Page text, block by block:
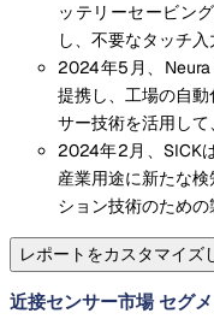
ッテリーセービン
し、不要なタッチ入
2024年5月、Neura
提携し、工場の自
サー技術を活用して
2024年2月、SICK
産業用途に新たな
ション技術のための
レポートをカスタマイズ
近接センサー市場 セグ